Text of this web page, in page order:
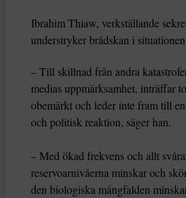
Ibrahim Thiaw, verkställande
understryker brådskan i
– Till skillnad från andra
medias uppmärksamhet, inträffar
obemärkt och leder inte fram till
och politisk reaktion, säger han.
– Med ökad frekvens och allt
reservoarnivåerna minskar och
den biologiska mångfalden